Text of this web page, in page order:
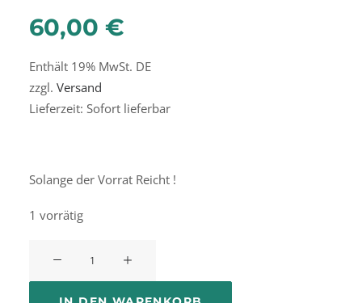
60,00 €
Enthält 19% MwSt. DE
zzgl. Versand
Lieferzeit: Sofort lieferbar
Solange der Vorrat Reicht !
1 vorrätig